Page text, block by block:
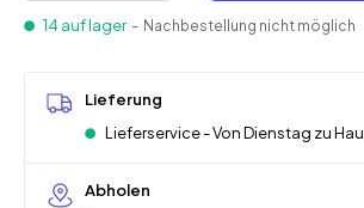
14 auf lager - Nachbestellung nicht möglich
Lieferung
Lieferservice - Von Dienstag zu
Abholen